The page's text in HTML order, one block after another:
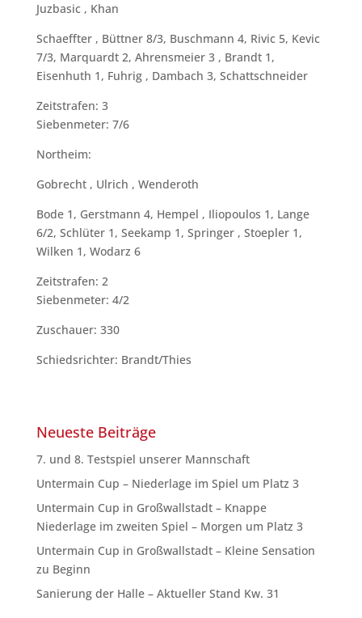
Juzbasic , Khan
Schaeffter , Büttner 8/3, Buschmann 4, Rivic 5, Kevic
7/3, Marquardt 2, Ahrensmeier 3 , Brandt 1,
Eisenhuth 1, Fuhrig , Dambach 3, Schattschneider
Zeitstrafen: 3
Siebenmeter: 7/6
Northeim:
Gobrecht , Ulrich , Wenderoth
Bode 1, Gerstmann 4, Hempel , Iliopoulos 1, Lange
6/2, Schlüter 1, Seekamp 1, Springer , Stoepler 1,
Wilken 1, Wodarz 6
Zeitstrafen: 2
Siebenmeter: 4/2
Zuschauer: 330
Schiedsrichter: Brandt/Thies
Neueste Beiträge
7. und 8. Testspiel unserer Mannschaft
Untermain Cup – Niederlage im Spiel um Platz 3
Untermain Cup in Großwallstadt – Knappe
Niederlage im zweiten Spiel – Morgen um Platz 3
Untermain Cup in Großwallstadt – Kleine Sensation
zu Beginn
Sanierung der Halle – Aktueller Stand Kw. 31